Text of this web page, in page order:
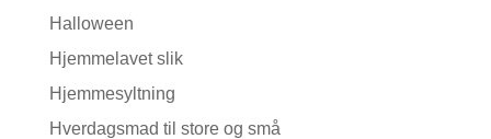
Halloween
Hjemmelavet slik
Hjemmesyltning
Hverdagsmad til store og små